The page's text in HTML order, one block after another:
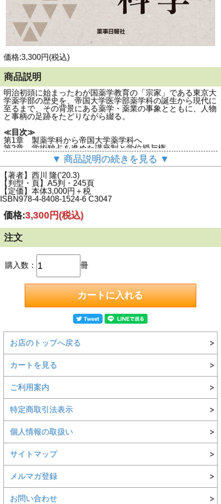
価格:3,300円(税込)
商品説明
明治初頭に始まったわが国薬学教育の「宗家」である東京大
学薬学部の歴史を、帝国大学医学部薬学科の誕生から現代に
至るまで、その背景にある薬学・薬業の事象とともに、人物
と事柄の足跡をたどりながら綴る。
≪目次≫
第1章 製薬学科から帝国大学薬学科へ
第2章 学術独占を進めた講座制と学位授与権
第3章 「薬学振興論」と草創期のエリートたち
第4章 医薬品不足を回避した国家的貢献
第5章 世界に伍す２代目教授と門下生たち
第6章 慶松勝左衛門の薬学振興論とその成果
第7章 民主化で帝国大学の特権消失、平等へ
▼ 商品説明の続きを見る ▼
【著者】西川 隆(’20.3)
【判型・頁】A5判・245頁
【定価】本体3,000円＋税
ISBN978-4-8408-1524-6 C3047
価格:3,300円(税込)
注文
購入数： 冊
お店のトップへ戻る
カートを見る
ご利用案内
特定商取引法表示
個人情報の取扱い
サイトマップ
メルマガ登録
お問い合わせ